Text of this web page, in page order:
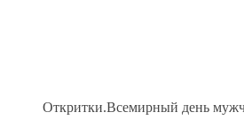
Откритки.Всемирный день